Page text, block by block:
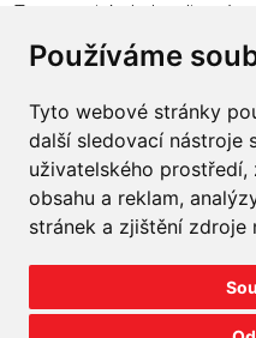
Používáme
Tyto webové stránky
další sledovací nástroje
uživatelského
obsahu a reklam,
stránek a zjištění zdroje
Tento projekt byl realizován
obchodu v programu